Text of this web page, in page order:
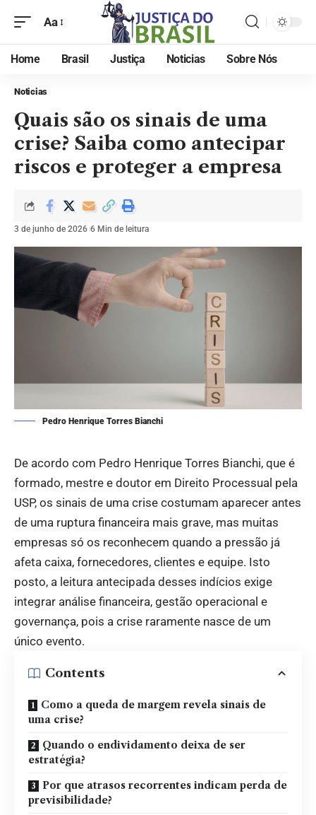
Aa
Home Brasil Justiça Noticias Sobre Nós
Noticias
Quais são os sinais de uma
crise? Saiba como antecipar
riscos e proteger a empresa
3 de junho de 2026 6 Min de leitura
Pedro Henrique Torres Bianchi
De acordo com Pedro Henrique Torres Bianchi, que é
formado, mestre e doutor em Direito Processual pela
USP, os sinais de uma crise costumam aparecer antes
de uma ruptura financeira mais grave, mas muitas
empresas só os reconhecem quando a pressão já
afeta caixa, fornecedores, clientes e equipe. Isto
posto, a leitura antecipada desses indícios exige
integrar análise financeira, gestão operacional e
governança, pois a crise raramente nasce de um
único evento.
Contents
Como a queda de margem revela sinais de
uma crise?
Quando o endividamento deixa de ser
estratégia?
Por que atrasos recorrentes indicam perda de
previsibilidade?